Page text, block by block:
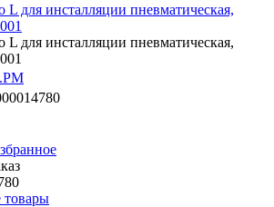
для инсталляции пневматическая,
для инсталляции пневматическая,